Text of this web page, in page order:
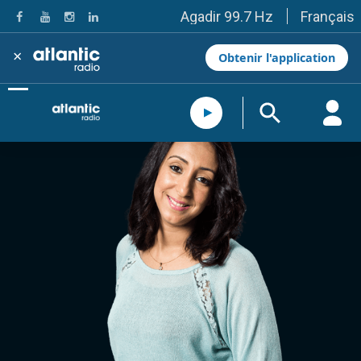
Agadir 99.7 Hz
Tanger 103.3 Hz
Tétouan 87.8 Hz
Fès 98.8 Hz
Meknès 97.2 Hz
El Jadida 97.3
Settat 104,6
Essaouira 96.6
Safi 92.3
Taza 103.0
Taounate 95.6
Tiznit 103.1
SkhourRhamna 92.2
Taroudant 104.9
Guelmim 91.9
Tan-Tan 95.2
Tafraout 104.9
Casablanca 92.5 Hz
Rabat, Salé 106.9 Hz
Marrakech 90.5 Hz
Français
× Obtenir l'application